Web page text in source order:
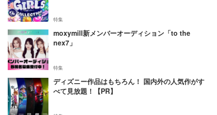
特集
moxymill新メンバーオーディション「to the
nex7」
特集
ディズニー作品はもちろん！ 国内外の人気作がす
べて見放題！【PR】